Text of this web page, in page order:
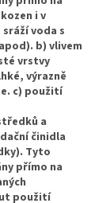
i v
voda s
b) vlivem
vrstvy
výrazně
c) použití
a
činidla
Tyto
přímo na
použití